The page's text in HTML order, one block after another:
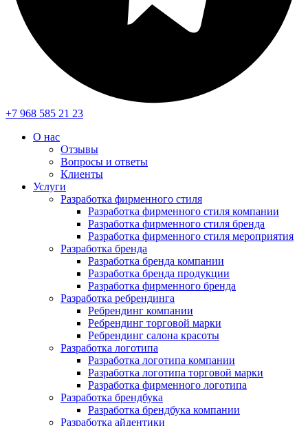
+7 968 585 21 23
О нас
Отзывы
Вопросы и ответы
Клиенты
Услуги
Разработка фирменного стиля
Разработка фирменного стиля компании
Разработка фирменного стиля бренда
Разработка фирменного стиля мероприятия
Разработка бренда
Разработка бренда компании
Разработка бренда продукции
Разработка фирменного бренда
Разработка ребрендинга
Ребрендинг компании
Ребрендинг торговой марки
Ребрендинг салона красоты
Разработка логотипа
Разработка логотипа компании
Разработка логотипа торговой марки
Разработка фирменного логотипа
Разработка брендбука
Разработка брендбука компании
Разработка айдентики